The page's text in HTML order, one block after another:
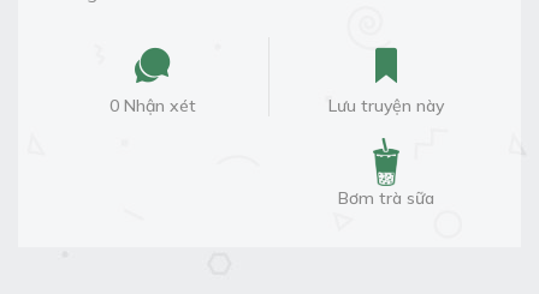
0 Nhận xét Lưu truyện này
Bơm trà sữa